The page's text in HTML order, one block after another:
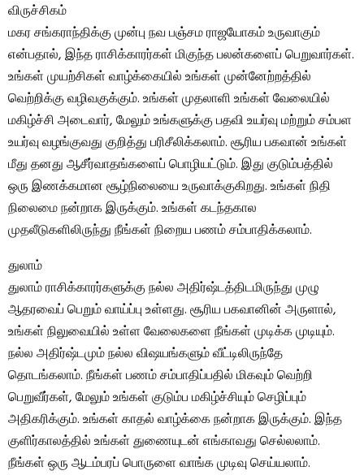
விருச்சிகம்
மகர சங்கராந்திக்கு முன்பு நவ பஞ்சம ராஜயோகம் உருவாகும்
என்பதால், இந்த ராசிக்காரர்கள் மிகுந்த பலன்களைப் பெறுவார்கள்.
உங்கள் முயற்சிகள் வாழ்க்கையில் உங்கள் முன்னேற்றத்தில்
வெற்றிக்கு வழிவகுக்கும். உங்கள் முதலாளி உங்கள் வேலையில்
மகிழ்ச்சி அடைவார், மேலும் உங்களுக்கு பதவி உயர்வு மற்றும் சம்பள
உயர்வு வழங்குவது குறித்து பரிசீலிக்கலாம். சூரிய பகவான் உங்கள்
மீது தனது ஆசீர்வாதங்களைப் பொழியட்டும். இது குடும்பத்தில்
ஒரு இணக்கமான சூழ்நிலையை உருவாக்குகிறது. உங்கள் நிதி
நிலைமை நன்றாக இருக்கும். உங்கள் கடந்தகால
முதலீடுகளிலிருந்து நீங்கள் நிறைய பணம் சம்பாதிக்கலாம்.
துலாம்
துலாம் ராசிக்காரர்களுக்கு நல்ல அதிர்ஷ்டத்திடமிருந்து முழு
ஆதரவைப் பெறும் வாய்ப்பு உள்ளது. சூரிய பகவானின் அருளால்,
உங்கள் நிலுவையில் உள்ள வேலைகளை நீங்கள் முடிக்க முடியும்.
நல்ல அதிர்ஷ்டமும் நல்ல விஷயங்களும் வீட்டிலிருந்தே
தொடங்கலாம். நீங்கள் பணம் சம்பாதிப்பதில் மிகவும் வெற்றி
பெறுவீர்கள், மேலும் உங்கள் குடும்ப மகிழ்ச்சியும் செழிப்பும்
அதிகரிக்கும். உங்கள் காதல் வாழ்க்கை நன்றாக இருக்கும். இந்த
குளிர்காலத்தில் உங்கள் துணையுடன் எங்காவது செல்லலாம்.
நீங்கள் ஒரு ஆடம்பரப் பொருளை வாங்க முடிவு செய்யலாம்.